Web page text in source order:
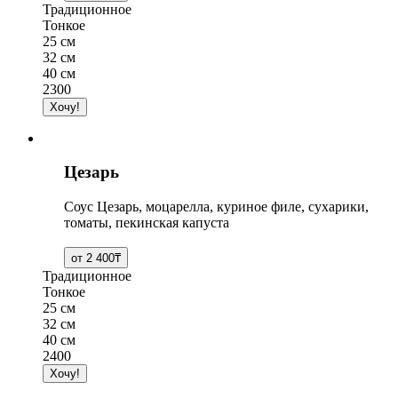
Традиционное
Тонкое
25 см
32 см
40 см
2300
Цезарь
Соус Цезарь, моцарелла, куриное филе, сухарики,
томаты, пекинская капуста
Традиционное
Тонкое
25 см
32 см
40 см
2400